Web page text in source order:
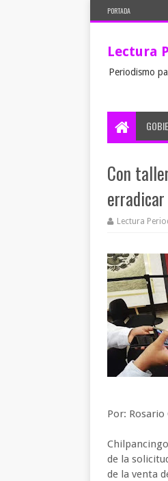
PORTADA
Lectura
Periodismo
Con
Lectura
Por:
de la
de la venta